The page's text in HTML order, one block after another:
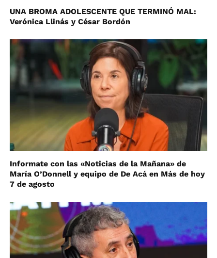
UNA BROMA ADOLESCENTE QUE TERMINÓ MAL:
Verónica Llinás y César Bordón
Informate con las «Noticias de la Mañana» de
María O’Donnell y equipo de De Acá en Más de hoy
7 de agosto